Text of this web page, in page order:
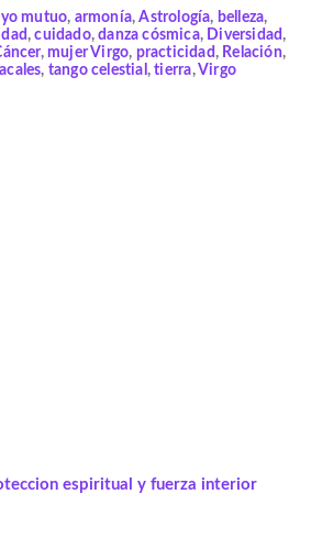
mutuo, armonía,Astrología, belleza,
,cuidado,danza cósmica, Diversidad,
, mujer Virgo, practicidad, Relación,
, tango celestial ,tierra,Virgo